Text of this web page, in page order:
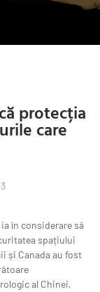
protecția
care
în considerare să
spațiului
și Canada au fost
al Chinei,